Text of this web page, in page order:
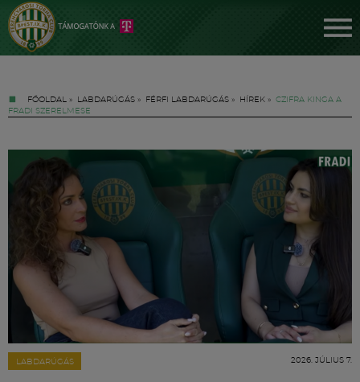
FŐOLDAL » LABDARÚGÁS » FÉRFI LABDARÚGÁS » HÍREK » CZIFRA KINGA A
FRADI SZERELMESE
LABDARÚGÁS 2026. JÚLIUS 7.
Jegyek
FM YouTube +
Hírek
Labdarúgás